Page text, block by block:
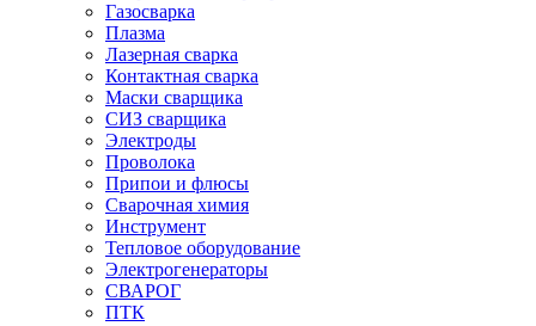
Газосварка
Плазма
Лазерная сварка
Контактная сварка
Маски сварщика
СИЗ сварщика
Электроды
Проволока
Припои и флюсы
Сварочная химия
Инструмент
Тепловое оборудование
Электрогенераторы
СВАРОГ
ПТК